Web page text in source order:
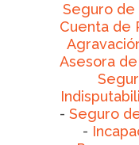
Seguro de
Cuenta de
Asesora
- Seguro
-